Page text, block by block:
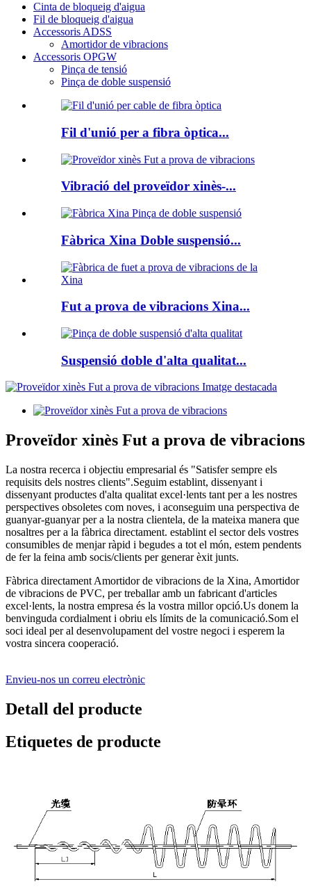
Cinta de bloqueig d'aigua
Fil de bloqueig d'aigua
Accessoris ADSS
Amortidor de vibracions
Accessoris OPGW
Pinça de tensió
Pinça de doble suspensió
Fil d'unió per a fibra òptica...
Vibració del proveïdor xinès-...
Fàbrica Xina Doble suspensió...
Fut a prova de vibracions Xina...
Suspensió doble d'alta qualitat...
Proveïdor xinès Fut a prova de vibracions
La nostra recerca i objectiu empresarial és "Satisfer sempre els
requisits dels nostres clients".Seguim establint, dissenyant i
dissenyant productes d'alta qualitat excel·lents tant per a les nostres
perspectives obsoletes com noves, i aconseguim una perspectiva de
guanyar-guanyar per a la nostra clientela, de la mateixa manera que
nosaltres per a la fàbrica directament. establint el sector dels vostres
consumibles de menjar ràpid i begudes a tot el món, estem pendents
de fer la feina amb socis/clients per generar èxit junts.
Fàbrica directament Amortidor de vibracions de la Xina, Amortidor
de vibracions de PVC, per treballar amb un fabricant d'articles
excel·lents, la nostra empresa és la vostra millor opció.Us donem la
benvinguda cordialment i obriu els límits de la comunicació.Som el
soci ideal per al desenvolupament del vostre negoci i esperem la
vostra sincera cooperació.
Envieu-nos un correu electrònic
Detall del producte
Etiquetes de producte